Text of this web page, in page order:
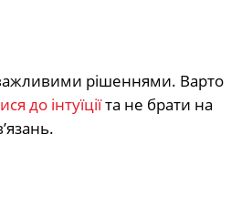
рішеннями. Варто
до інтуїціїта не брати на